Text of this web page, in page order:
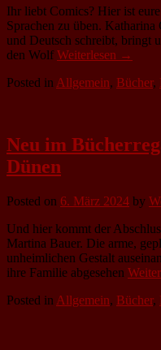
Ihr liebt Comics? Hier ist
Sprachen zu üben.
und Deutsch schreibt, bringt
den Wolf Weiterlesen →
Posted in Allgemein, Bücher,
Neu im
Dünen
Posted on 6. März 2024 by
Und hier kommt der
Martina Bauer. Die arme,
unheimlichen Gestalt
ihre Familie abgesehen
Posted in Allgemein, Bücher,